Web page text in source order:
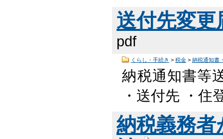
送付先変
pdf
くらし・手続き > 税金> 納税通知書
納税通知書等
・送付先 ・
納税義務